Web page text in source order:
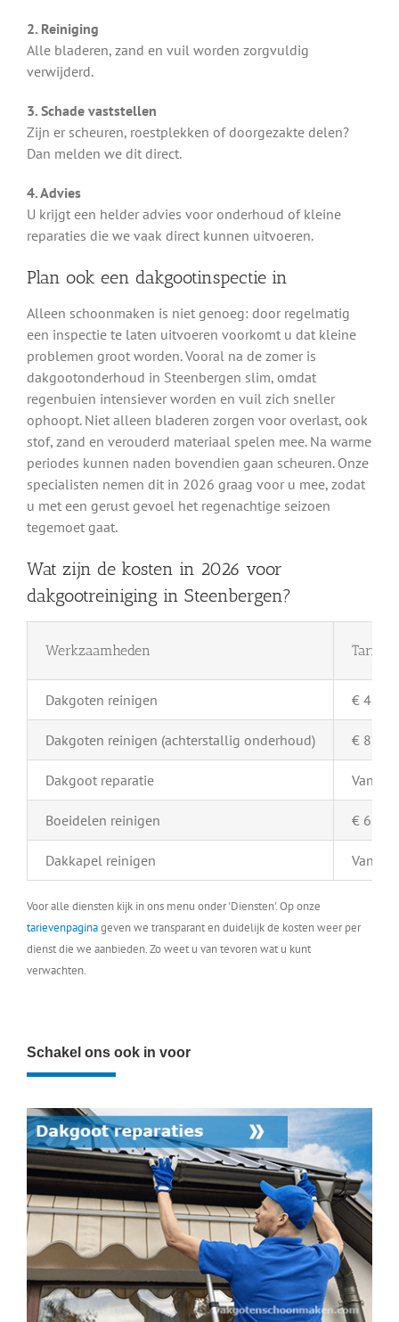
2. Reiniging
Alle bladeren, zand en vuil worden zorgvuldig
verwijderd.
3. Schade vaststellen
Zijn er scheuren, roestplekken of doorgezakte delen?
Dan melden we dit direct.
4. Advies
U krijgt een helder advies voor onderhoud of kleine
reparaties die we vaak direct kunnen uitvoeren.
Plan ook een dakgootinspectie in
Alleen schoonmaken is niet genoeg: door regelmatig
een inspectie te laten uitvoeren voorkomt u dat kleine
problemen groot worden. Vooral na de zomer is
dakgootonderhoud in Steenbergen slim, omdat
regenbuien intensiever worden en vuil zich sneller
ophoopt. Niet alleen bladeren zorgen voor overlast, ook
stof, zand en verouderd materiaal spelen mee. Na warme
periodes kunnen naden bovendien gaan scheuren. Onze
specialisten nemen dit in 2026 graag voor u mee, zodat
u met een gerust gevoel het regenachtige seizoen
tegemoet gaat.
Wat zijn de kosten in 2026 voor
dakgootreiniging in Steenbergen?
Werkzaamheden Tarief
Dakgoten reinigen € 4,-
Dakgoten reinigen (achterstallig onderhoud) € 8,-
Dakgoot reparatie Vanaf
Boeidelen reinigen € 6,-
Dakkapel reinigen Vanaf
Voor alle diensten kijk in ons menu onder 'Diensten'. Op onze
tarievenpaginageven we transparant en duidelijk de kosten weer per
dienst die we aanbieden. Zo weet u van tevoren wat u kunt
verwachten.
Schakel ons ook in voor